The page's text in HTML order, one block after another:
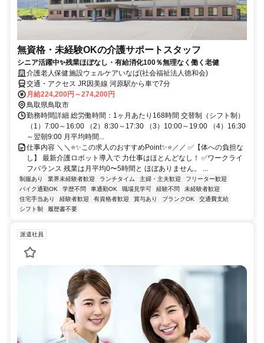
無資格・未経験OKの介護サポートスタッフ
シニア活躍中✨残業ほぼなし・有給消化100％無理なく働く老健
介護老人保健施設ウェルケアいなば(社会福祉法人徳和会)
交通・アクセス JR因美線 河原駅から車で7分
月給224,200円～274,200円
鳥取県鳥取市
勤務時間詳細 総労働時間：1ヶ月あたり168時間 交替制（シフト制）
（1）7:00～16:00 （2）8:30～17:30 （3）10:00～19:00 （4）16:30
～翌朝9:00 月平均時間...
仕事内容 ＼＼⭐️✨この求人のおすすめPoint✨⭐️／／ ✅【体への負担な
し】 最新介護ロボット導入で 力仕事はほとんどなし！ ✅ワークライ
フバランス 残業は月平均0〜5時間と ほぼありません。 ...
制服あり 業界未経験者歓迎 ランチタイム 主婦・主夫歓迎
フリーター歓迎
バイク通勤OK
学歴不問 車通勤OK 職場見学可 経験不問
未経験者歓迎
住宅手当あり
経験者歓迎 有資格者歓迎 賞与あり ブランクOK
交通費支給
シフト制
履歴書不要
派遣社員